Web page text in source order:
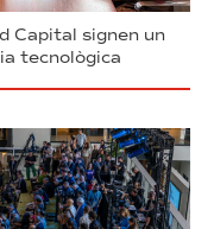
Capital signen un
tecnològica